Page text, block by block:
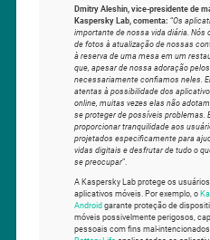
Dmitry Aleshin, vice-presidente de
Kaspersky Lab, comenta: “Os
importante de nossa vida diária. Nós
de fotos à atualização de nossas
à reserva de uma mesa em um
que, apesar de nossa adoração
necessariamente confiamos neles.
atentas à possibilidade dos
online, muitas vezes elas não
se proteger de possíveis problemas.
proporcionar tranquilidade aos
projetados especificamente para
vidas digitais e desfrutar de tudo o
se preocupar”.
A Kaspersky Lab protege os
aplicativos móveis. Por exemplo, o
Android garante proteção de
móveis possivelmente perigosos,
pessoais com fins mal-